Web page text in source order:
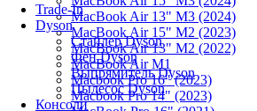
Trade-In
Dyson
Стайлер Dyson
Фен Dyson
Выпрямитель Dyson
Пылесос Dyson
Консоли
MacBook Air 13" M3 (2024)
MacBook Air 15" M2 (2023)
MacBook Air 13" M2 (2022)
MacBook Air M1
Macbook Pro 16" (2023)
Macbook Pro 14" (2023)